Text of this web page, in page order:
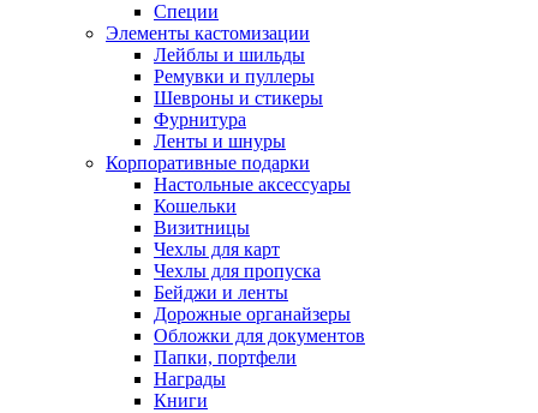
Специи
Элементы кастомизации
Лейблы и шильды
Ремувки и пуллеры
Шевроны и стикеры
Фурнитура
Ленты и шнуры
Корпоративные подарки
Настольные аксессуары
Кошельки
Визитницы
Чехлы для карт
Чехлы для пропуска
Бейджи и ленты
Дорожные органайзеры
Обложки для документов
Папки, портфели
Награды
Книги